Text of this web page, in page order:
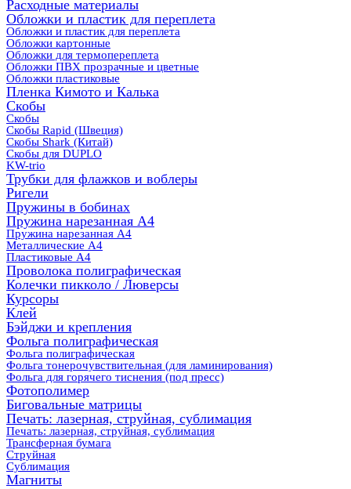
Расходные материалы
Обложки и пластик для переплета
Обложки и пластик для переплета
Обложки картонные
Обложки для термопереплета
Обложки ПВХ прозрачные и цветные
Обложки пластиковые
Пленка Кимото и Калька
Скобы
Скобы
Скобы Rapid (Швеция)
Скобы Shark (Китай)
Скобы для DUPLO
KW-trio
Трубки для флажков и воблеры
Ригели
Пружины в бобинах
Пружина нарезанная А4
Пружина нарезанная А4
Металлические А4
Пластиковые А4
Проволока полиграфическая
Колечки пикколо / Люверсы
Курсоры
Клей
Бэйджи и крепления
Фольга полиграфическая
Фольга полиграфическая
Фольга тонерочувствительная (для ламинирования)
Фольга для горячего тиснения (под пресс)
Фотополимер
Биговальные матрицы
Печать: лазерная, струйная, сублимация
Печать: лазерная, струйная, сублимация
Трансферная бумага
Струйная
Сублимация
Магниты